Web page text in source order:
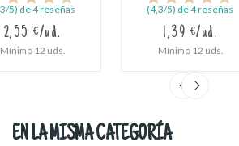
5) de 4 reseñas
2,55 €/ud.
Mínimo 12 uds.
(4,3/5) de 4 reseñas
1,39 €/ud.
Mínimo 12 uds.
EN LA MISMA CATEGORÍA